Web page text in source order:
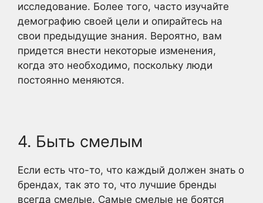
исследование. Более того, часто изучайте
демографию своей цели и опирайтесь на
свои предыдущие знания. Вероятно, вам
придется внести некоторые изменения,
когда это необходимо, поскольку люди
постоянно меняются.
4. Быть смелым
Если есть что-то, что каждый должен знать о
брендах, так это то, что лучшие бренды
всегда смелые. Самые смелые не боятся